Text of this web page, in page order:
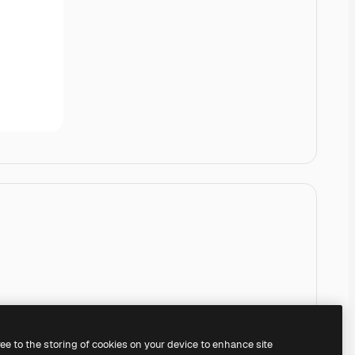
to the storing of cookies on your device to enhance site